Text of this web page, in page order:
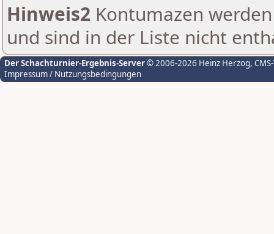
Hinweis2 Kontumazen
und sind in der Liste nicht
Der Schachturnier-Ergebnis-Server© 2006-2026 Heinz Herzog,
Impressum / Nutzungsbedingungen